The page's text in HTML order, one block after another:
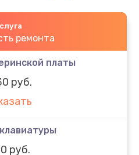
ремонта
платы
руб.
руб.